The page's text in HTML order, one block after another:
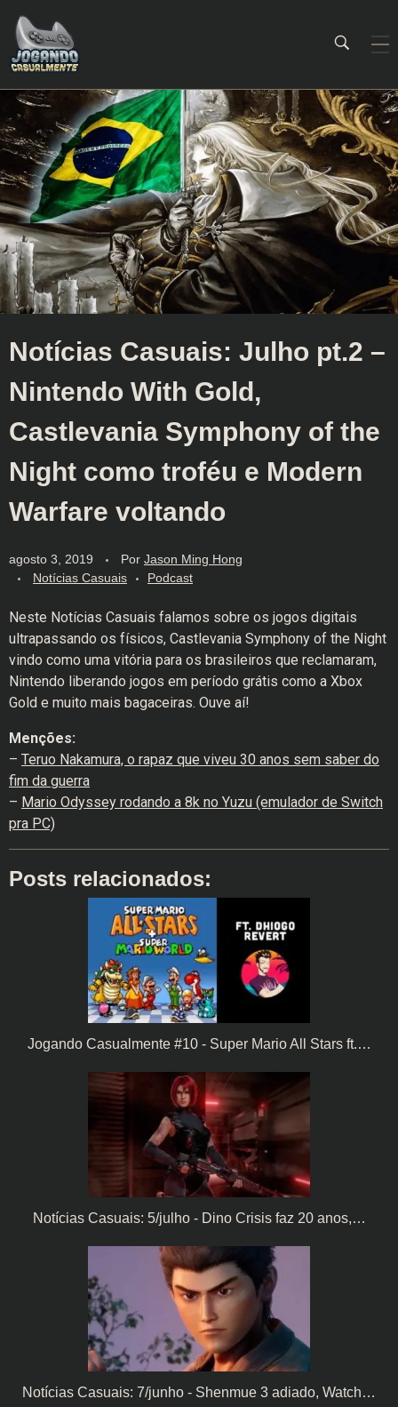
Jogando Casualmente
Conteúdo family friendly sobre games! Desde 2019 analisando jogos.
Notícias Casuais: Julho pt.2 –
Nintendo With Gold,
Castlevania Symphony of the
Night como troféu e Modern
Warfare voltando
agosto 3, 2019 Por Jason Ming Hong
Notícias Casuais
Podcast
Neste Notícias Casuais falamos sobre os jogos digitais
ultrapassando os físicos, Castlevania Symphony of the Night
vindo como uma vitória para os brasileiros que reclamaram,
Nintendo liberando jogos em período grátis como a Xbox
Gold e muito mais bagaceiras. Ouve aí!
Menções:
– Teruo Nakamura, o rapaz que viveu 30 anos sem saber do
fim da guerra
– Mario Odyssey rodando a 8k no Yuzu (emulador de Switch
pra PC)
Posts relacionados:
Jogando Casualmente #10 - Super Mario All Stars ft.…
Notícias Casuais: 5/julho - Dino Crisis faz 20 anos,…
Notícias Casuais: 7/junho - Shenmue 3 adiado, Watch…